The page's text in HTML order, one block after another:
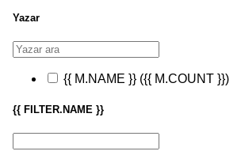
Yazar
{{ M.NAME }} ({{ M.COUNT }})
{{ FILTER.NAME }}